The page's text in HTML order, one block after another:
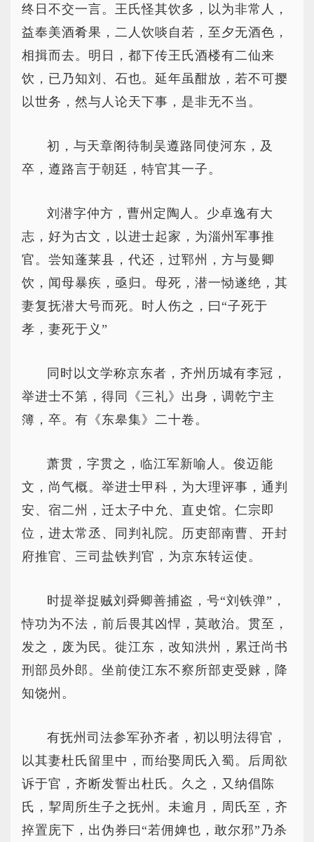
终日不交一言。王氏怪其饮多，以为非常人，
益奉美酒肴果，二人饮啖自若，至夕无酒色，
相揖而去。明日，都下传王氏酒楼有二仙来
饮，已乃知刘、石也。延年虽酣放，若不可撄
以世务，然与人论天下事，是非无不当。
初，与天章阁待制吴遵路同使河东，及
卒，遵路言于朝廷，特官其一子。
刘潜字仲方，曹州定陶人。少卓逸有大
志，好为古文，以进士起家，为淄州军事推
官。尝知蓬莱县，代还，过郓州，方与曼卿
饮，闻母暴疾，亟归。母死，潜一恸遂绝，其
妻复抚潜大号而死。时人伤之，曰“子死于
孝，妻死于义”
同时以文学称京东者，齐州历城有李冠，
举进士不第，得同《三礼》出身，调乾宁主
簿，卒。有《东皋集》二十卷。
萧贯，字贯之，临江军新喻人。俊迈能
文，尚气概。举进士甲科，为大理评事，通判
安、宿二州，迁太子中允、直史馆。仁宗即
位，进太常丞、同判礼院。历吏部南曹、开封
府推官、三司盐铁判官，为京东转运使。
时提举捉贼刘舜卿善捕盗，号“刘铁弹”，
恃功为不法，前后畏其凶悍，莫敢治。贯至，
发之，废为民。徙江东，改知洪州，累迁尚书
刑部员外郎。坐前使江东不察所部吏受赇，降
知饶州。
有抚州司法参军孙齐者，初以明法得官，
以其妻杜氏留里中，而绐娶周氏入蜀。后周欲
诉于官，齐断发誓出杜氏。久之，又纳倡陈
氏，挈周所生子之抚州。未逾月，周氏至，齐
捽置庑下，出伪券曰“若佣婢也，敢尔邪”乃杀